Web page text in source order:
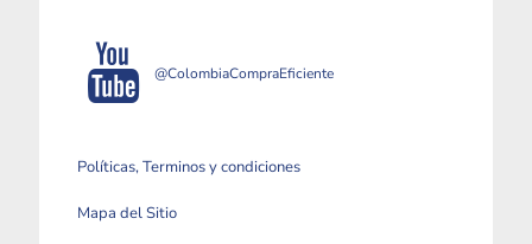
@ColombiaCompraEficiente
Políticas, Terminos y condiciones
Mapa del Sitio